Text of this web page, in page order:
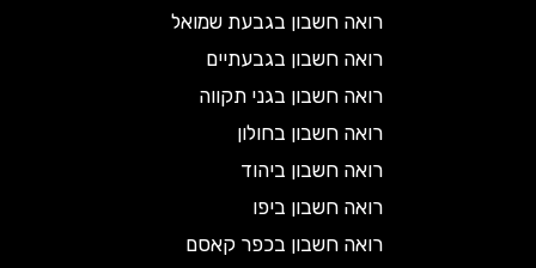
רואה חשבון בגבעת שמואל
רואה חשבון בגבעתיים
רואה חשבון בגני תקווה
רואה חשבון בחולון
רואה חשבון ביהוד
רואה חשבון ביפו
רואה חשבון בכפר קאסם